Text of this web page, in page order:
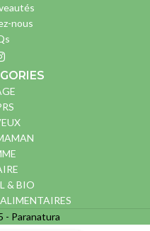
nous
& BIO
- Paranatura